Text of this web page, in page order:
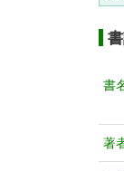
書
著